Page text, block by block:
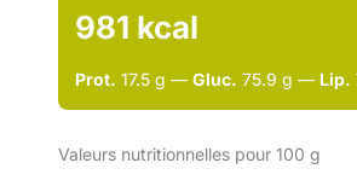
981 kcal
Prot. 17.5 g — Gluc. 75.9 g — Lip.
Valeurs nutritionnelles pour 100 g